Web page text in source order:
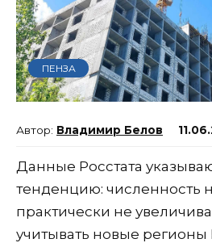
ПЕНЗА
Владимир Белов
Данные Росстата
тенденцию: численность
практически не
учитывать новые